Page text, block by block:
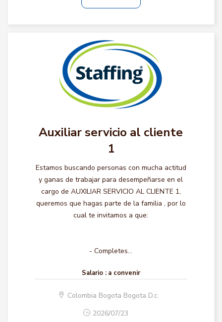
Auxiliar servicio al cliente
1
Estamos buscando personas con mucha actitud
y ganas de trabajar para desempeñarse en el
cargo de AUXILIAR SERVICIO AL CLIENTE 1,
queremos que hagas parte de la familia , por lo
cual te invitamos a que:
- Completes...
Salario : a convenir
Colombia Bogota Bogota D.c.
2026/07/23